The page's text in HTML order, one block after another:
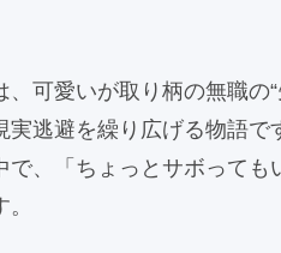
、可愛いが取り柄の無職の
実逃避を繰り広げる物語
で、「ちょっとサボって